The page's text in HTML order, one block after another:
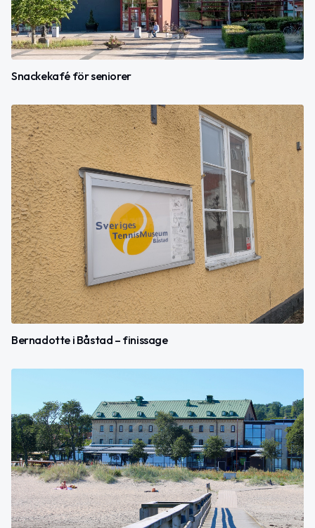
Snackekafé för seniorer
Bernadotte i Båstad – finissage